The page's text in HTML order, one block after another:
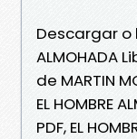
Descargar o
ALMOHADA
de MARTIN
EL HOMBRE
PDF, EL